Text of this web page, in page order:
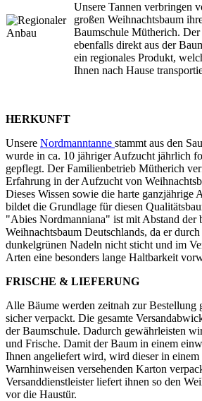
Unsere Tannen verbringen
großen Weihnachtsbaum
Baumschule Mütherich.
ebenfalls direkt aus der
ein regionales Produkt,
Ihnen nach Hause
HERKUNFT
Unsere Nordmanntanne stammt aus den
wurde in ca. 10 jähriger Aufzucht jährlich
gepflegt. Der Familienbetrieb Mütherich
Erfahrung in der Aufzucht von
Dieses Wissen sowie die harte ganzjährige
bildet die Grundlage für diesen
"Abies Nordmanniana" ist mit Abstand der
Weihnachtsbaum Deutschlands, da er
dunkelgrünen Nadeln nicht sticht und im
Arten eine besonders lange Haltbarkeit
FRISCHE & LIEFERUNG
Alle Bäume werden zeitnah zur Bestellung
sicher verpackt. Die gesamte
der Baumschule. Dadurch gewährleisten
und Frische. Damit der Baum in einem
Ihnen angeliefert wird, wird dieser in
Warnhinweisen versehenden Karton
Versanddienstleister liefert ihnen so den
vor die Haustür.